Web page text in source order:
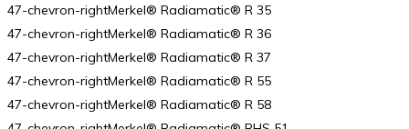
47-chevron-rightMerkel® Radiamatic® R 35
47-chevron-rightMerkel® Radiamatic® R 36
47-chevron-rightMerkel® Radiamatic® R 37
47-chevron-rightMerkel® Radiamatic® R 55
47-chevron-rightMerkel® Radiamatic® R 58